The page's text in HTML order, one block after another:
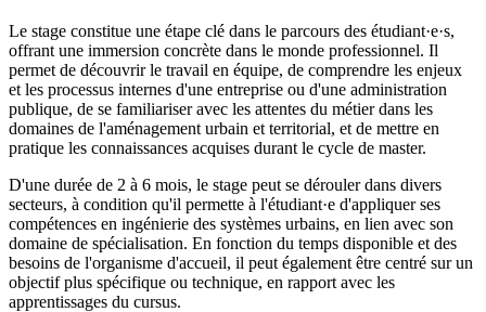
Le stage constitue une étape clé dans le parcours des étudiant·e·s,
offrant une immersion concrète dans le monde professionnel. Il
permet de découvrir le travail en équipe, de comprendre les enjeux
et les processus internes d'une entreprise ou d'une administration
publique, de se familiariser avec les attentes du métier dans les
domaines de l'aménagement urbain et territorial, et de mettre en
pratique les connaissances acquises durant le cycle de master.
D'une durée de 2 à 6 mois, le stage peut se dérouler dans divers
secteurs, à condition qu'il permette à l'étudiant·e d'appliquer ses
compétences en ingénierie des systèmes urbains, en lien avec son
domaine de spécialisation. En fonction du temps disponible et des
besoins de l'organisme d'accueil, il peut également être centré sur un
objectif plus spécifique ou technique, en rapport avec les
apprentissages du cursus.